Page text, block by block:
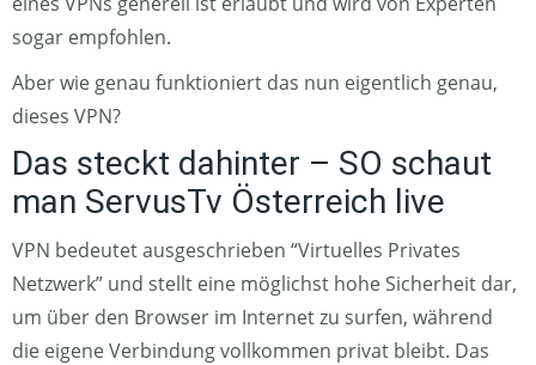
sogar empfohlen.
Aber wie genau funktioniert das nun eigentlich genau,
dieses VPN?
Das steckt dahinter – SO schaut
man ServusTv Österreich live
VPN bedeutet ausgeschrieben “Virtuelles Privates
Netzwerk” und stellt eine möglichst hohe Sicherheit dar,
um über den Browser im Internet zu surfen, während
die eigene Verbindung vollkommen privat bleibt. Das